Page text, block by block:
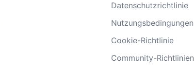
Datenschutzrichtlinie
Nutzungsbedingungen
Cookie-Richtlinie
Community-Richtlinien